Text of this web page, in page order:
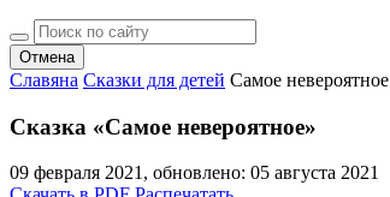
Отмена
Славяна Сказки для детей Самое невероятное
Сказка «Самое невероятное»
09 февраля 2021, обновлено: 05 августа 2021